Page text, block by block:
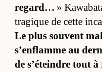
re­gard… »
tra­gique de cette
Le plus sou­vent
s’en­flamme au
de s’éteindre tout